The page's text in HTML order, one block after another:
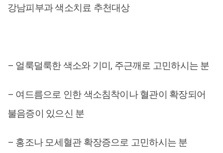
강남피부과 색소치료 추천대상
– 얼룩덜룩한 색소와 기미, 주근깨로 고민하시는 분
– 여드름으로 인한 색소침착이나 혈관이 확장되어
불음증이 있으신 분
– 홍조나 모세혈관 확장증으로 고민하시는 분